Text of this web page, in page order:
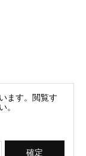
ます。閲覧す
。